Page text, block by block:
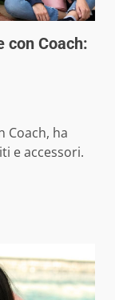
con Coach:
Coach, ha
e accessori.